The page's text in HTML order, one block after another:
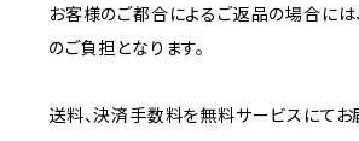
お客様のご都合によるご返品の場合に
のご負担となります。
送料、決済手数料を無料サービスにて